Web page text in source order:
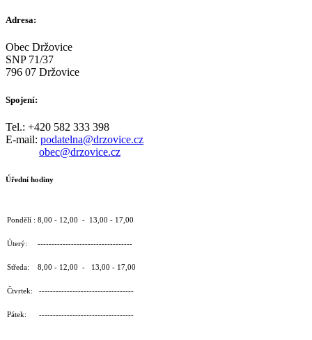
Adresa:
Obec Držovice
SNP 71/37
796 07 Držovice
Spojení:
Tel.: +420 582 333 398
E-mail: podatelna@drzovice.cz
obec@drzovice.cz
Úřední hodiny
Pondělí : 8,00 - 12,00 - 13,00 - 17,00
Úterý: ----------------------------------
Středa: 8,00 - 12,00 - 13,00 - 17,00
Čtvrtek: ----------------------------------
Pátek: ----------------------------------